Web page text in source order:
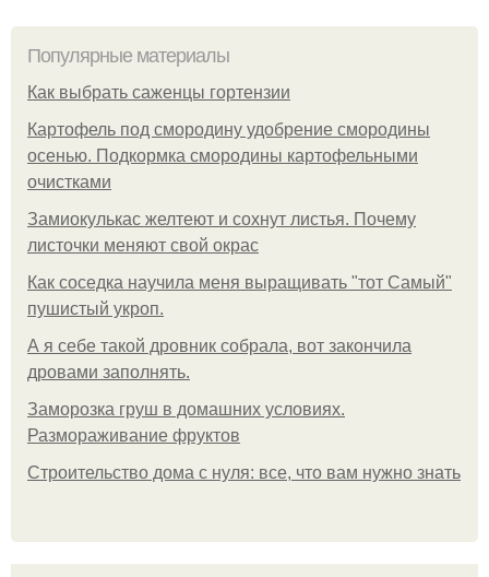
Популярные материалы
Как выбрать саженцы гортензии
Картофель под смородину удобрение смородины
осенью. Подкормка смородины картофельными
очистками
Замиокулькас желтеют и сохнут листья. Почему
листочки меняют свой окрас
Как соседка научила меня выращивать "тот Самый"
пушистый укроп.
А я себе такой дровник собрала, вот закончила
дровами заполнять.
Заморозка груш в домашних условиях.
Размораживание фруктов
Строительство дома с нуля: все, что вам нужно знать